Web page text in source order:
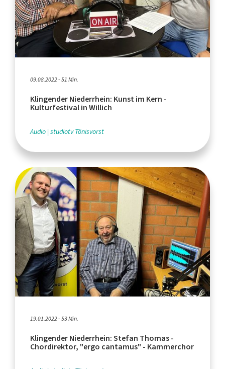
09.08.2022 - 51 Min.
Klingender Niederrhein: Kunst im Kern -
Kulturfestival in Willich
Audio studiotv Tönisvorst
19.01.2022 - 53 Min.
Klingender Niederrhein: Stefan Thomas -
Chordirektor, "ergo cantamus" - Kammerchor